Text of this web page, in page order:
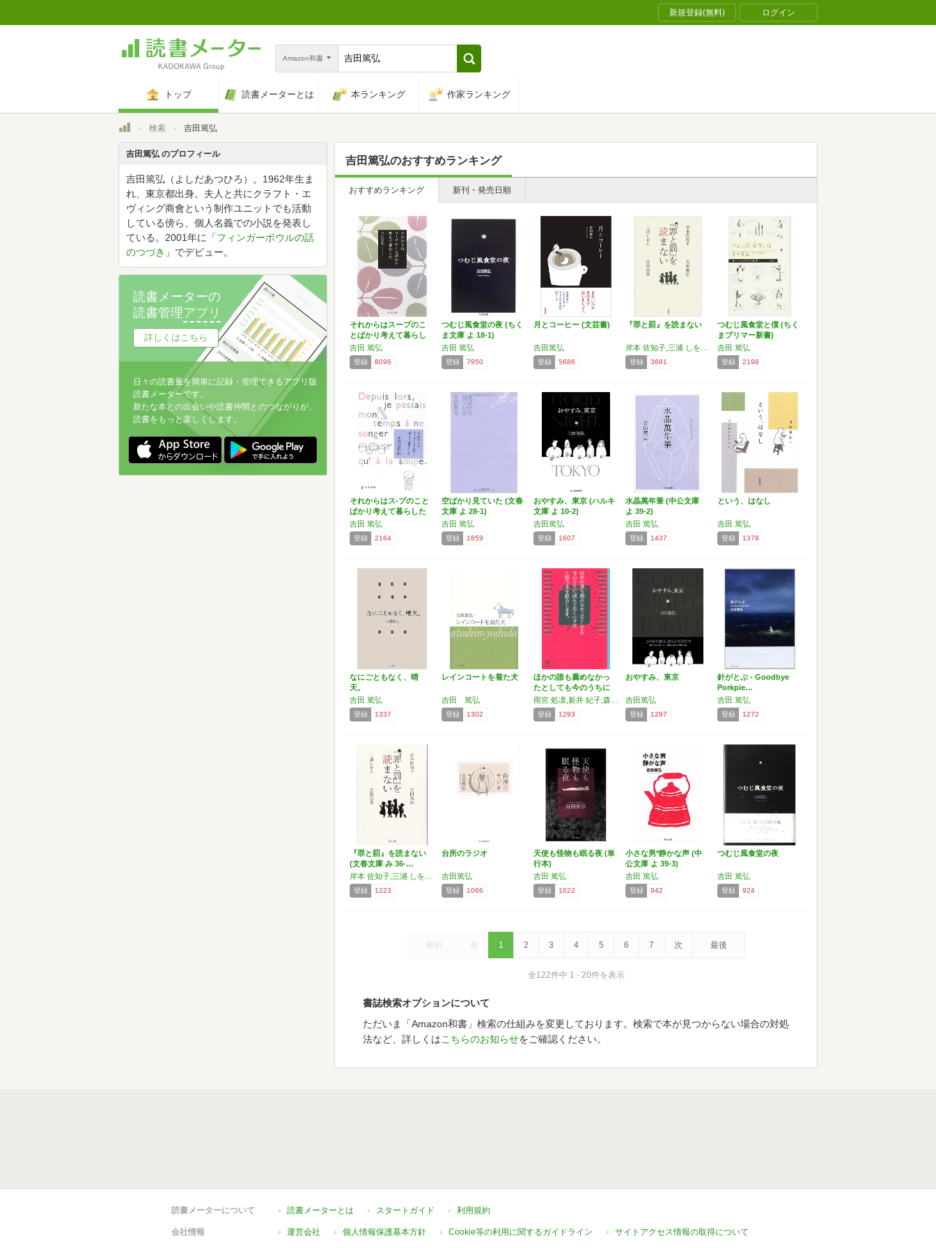
新規登録(無料) ログイン
Amazon和書
トップ 読書メーターとは 本ランキング 作家ランキング
トップ検索 吉田篤弘
吉田篤弘のおすすめランキング
おすすめランキング 新刊・発売日順
それからはスープのこ
とばかり考えて暮らし
た …
吉田 篤弘
登録 8096
つむじ風食堂の夜 (ちく
ま文庫 よ 18-1)
吉田 篤弘
登録 7950
月とコーヒー (文芸書)
吉田篤弘
登録 5686
『罪と罰』を読まない
登録 3691
つむじ風食堂と僕 (ちく
まプリマー新書)
吉田 篤弘
登録 2198
それからはス-プのこと
ばかり考えて暮らした
吉田 篤弘
登録 2164
空ばかり見ていた (文春
文庫 よ 28-1)
吉田 篤弘
登録 1859
おやすみ、東京 (ハルキ
文庫 よ 10-2)
吉田篤弘
登録 1607
水晶萬年筆 (中公文庫
よ 39-2)
吉田 篤弘
登録 1437
という、はなし
吉田 篤弘
登録 1378
なにごともなく、晴
天。
吉田 篤弘
登録 1337
レインコートを着た犬
吉田 篤弘
登録 1302
ほかの誰も薦めなかっ
たとしても今のうちに
読ん…
登録 1293
おやすみ、東京
吉田篤弘
登録 1297
針がとぶ - Goodbye
Porkpie…
吉田 篤弘
登録 1272
『罪と罰』を読まない
(文春文庫 み 36-…
登録 1223
台所のラジオ
吉田篤弘
登録 1066
天使も怪物も眠る夜 (単
行本)
吉田 篤弘
登録 1022
小さな男*静かな声 (中
公文庫 よ 39-3)
吉田 篤弘
登録 942
つむじ風食堂の夜
吉田 篤弘
登録 924
最初 前 1 2 3 4 5 6 7 次 最後
全122件中 1 - 20件を表示
書誌検索オプションについて
ただいま「Amazon和書」検索の仕組みを変更しております。検索で本が見つからない場合の対処
法など、詳しくはこちらのお知らせをご確認ください。
吉田篤弘 のプロフィール
吉田篤弘（よしだあつひろ）。1962年生ま
れ、東京都出身。夫人と共にクラフト・エ
ヴィング商會という制作ユニットでも活動
している傍ら、個人名義での小説を発表し
ている。2001年に「フィンガーボウルの話
のつづき 」でデビュー。
読書メーターの
読書管理アプリ
詳しくはこちら
日々の読書量を簡単に記録・管理できるアプリ版
読書メーターです。
新たな本との出会いや読書仲間とのつながりが、
読書をもっと楽しくします。
読書メーターについて 読書メーターとは スタートガイド 利用規約
会社情報 運営会社 個人情報保護基本方針 Cookie等の利用に関するガイドライン サイトアクセス情報の取得について